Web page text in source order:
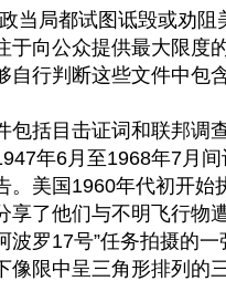
当局都试图诋毁或劝阻
于向公众提供最大限度
自行判断这些文件中包
包括目击证词和联邦调
年6月至1968年7月
。美国1960年代初开始
享了他们与不明飞行物
波罗17号”任务拍摄的一
像限中呈三角形排列的